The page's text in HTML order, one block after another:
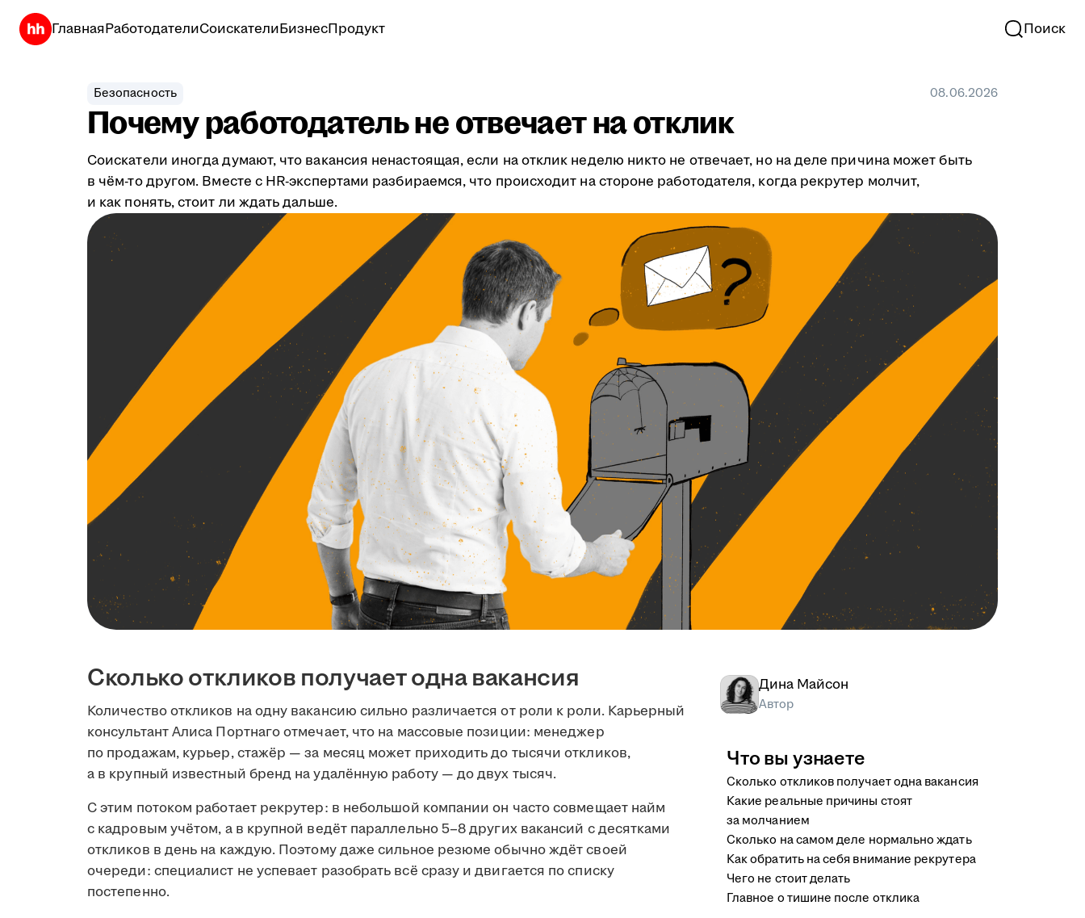
ГлавнаяРаботодателиСоискателиБизнесПродукт Поиск
Безопасность 08.06.2026
Почему работодатель не отвечает на отклик
Соискатели иногда думают, что вакансия ненастоящая, если на отклик неделю никто не отвечает, но на деле причина может быть
в чём-то другом. Вместе с HR-экспертами разбираемся, что происходит на стороне работодателя, когда рекрутер молчит,
и как понять, стоит ли ждать дальше.
Сколько откликов получает одна вакансия
Количество откликов на одну вакансию сильно различается от роли к роли. Карьерный
консультант Алиса Портнаго отмечает, что на массовые позиции: менеджер
по продажам, курьер, стажёр — за месяц может приходить до тысячи откликов,
а в крупный известный бренд на удалённую работу — до двух тысяч.
С этим потоком работает рекрутер: в небольшой компании он часто совмещает найм
с кадровым учётом, а в крупной ведёт параллельно 5–8 других вакансий с десятками
откликов в день на каждую. Поэтому даже сильное резюме обычно ждёт своей
очереди: специалист не успевает разобрать всё сразу и двигается по списку
постепенно.
Дина Майсон
Автор
Что вы узнаете
Сколько откликов получает одна вакансия
Какие реальные причины стоят
за молчанием
Сколько на самом деле нормально ждать
Как обратить на себя внимание рекрутера
Чего не стоит делать
Главное о тишине после отклика